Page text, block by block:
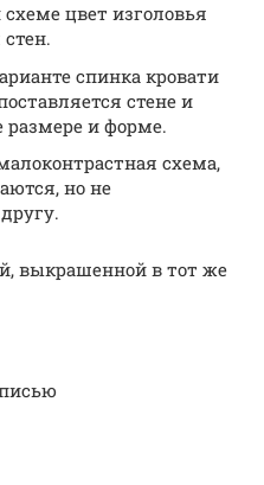
цвет изголовья
спинка кровати
стене и
размере и форме.
схема,
но не
выкрашенной в тот же